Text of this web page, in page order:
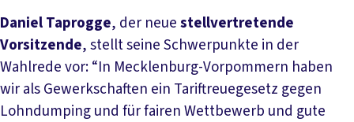
Daniel Taprogge, der neuestellvertretende
Vorsitzende, stellt seine Schwerpunkte in der
Wahlrede vor: “In Mecklenburg-Vorpommern haben
wir als Gewerkschaften ein Tariftreuegesetz gegen
Lohndumping und für fairen Wettbewerb und gute